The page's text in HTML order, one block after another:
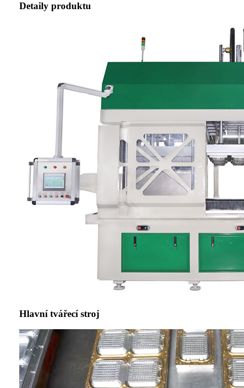
Detaily produktu
Hlavní tvářecí stroj